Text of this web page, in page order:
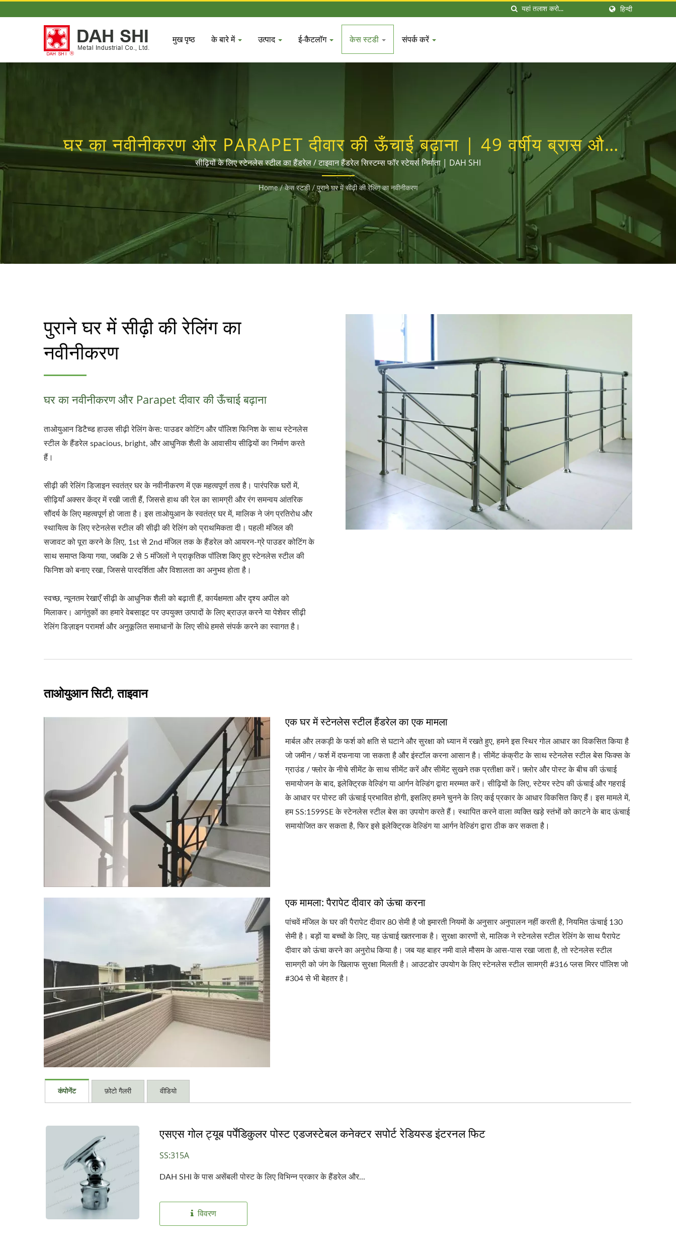
हिन्दी
मुख पृष्ठ के बारे में उत्पाद ई-कैटलॉग केस स्टडी संपर्क करें
घर का नवीनीकरण और PARAPET दीवार की ऊँचाई बढ़ाना | 49 वर्षीय ब्रास और
स्टेनलेस स्टील हैंडरेल फिटिंग्स निर्माता | DAH SHI
सीढ़ियों के लिए स्टेनलेस स्टील का हैंडरेल / टाइवान हैंडरेल सिस्टम्स फॉर स्टेयर्स निर्माता | DAH SHI
Home / केस स्टडी / पुराने घर में सीढ़ी की रेलिंग का नवीनीकरण
पुराने घर में सीढ़ी की रेलिंग का
नवीनीकरण
घर का नवीनीकरण और Parapet दीवार की ऊँचाई बढ़ाना
ताओयुआन डिटैच्ड हाउस सीढ़ी रेलिंग केस: पाउडर कोटिंग और पॉलिश फिनिश के साथ स्टेनलेस
स्टील के हैंडरेल spacious, bright, और आधुनिक शैली के आवासीय सीढ़ियों का निर्माण करते
हैं।
सीढ़ी की रेलिंग डिजाइन स्वतंत्र घर के नवीनीकरण में एक महत्वपूर्ण तत्व है। पारंपरिक घरों में,
सीढ़ियाँ अक्सर केंद्र में रखी जाती हैं, जिससे हाथ की रेल का सामग्री और रंग समन्वय आंतरिक
सौंदर्य के लिए महत्वपूर्ण हो जाता है। इस ताओयुआन के स्वतंत्र घर में, मालिक ने जंग प्रतिरोध और
स्थायित्व के लिए स्टेनलेस स्टील की सीढ़ी की रेलिंग को प्राथमिकता दी। पहली मंजिल की
सजावट को पूरा करने के लिए, 1st से 2nd मंजिल तक के हैंडरेल को आयरन-ग्रे पाउडर कोटिंग के
साथ समाप्त किया गया, जबकि 2 से 5 मंजिलों ने प्राकृतिक पॉलिश किए हुए स्टेनलेस स्टील की
फिनिश को बनाए रखा, जिससे पारदर्शिता और विशालता का अनुभव होता है।
स्वच्छ, न्यूनतम रेखाएँ सीढ़ी के आधुनिक शैली को बढ़ाती हैं, कार्यक्षमता और दृश्य अपील को
मिलाकर। आगंतुकों का हमारे वेबसाइट पर उपयुक्त उत्पादों के लिए ब्राउज़ करने या पेशेवर सीढ़ी
रेलिंग डिज़ाइन परामर्श और अनुकूलित समाधानों के लिए सीधे हमसे संपर्क करने का स्वागत है।
ताओयुआन सिटी, ताइवान
एक घर में स्टेनलेस स्टील हैंडरेल का एक मामला
मार्बल और लकड़ी के फर्श को क्षति से घटाने और सुरक्षा को ध्यान में रखते हुए, हमने इस स्थिर गोल आधार का विकसित किया है
जो जमीन / फर्श में दफनाया जा सकता है और इंस्टॉल करना आसान है। सीमेंट कंक्रीट के साथ स्टेनलेस स्टील बेस फिक्स के
ग्राउंड / फ्लोर के नीचे सीमेंट के साथ सीमेंट करें और सीमेंट सुखने तक प्रतीक्षा करें। फ़्लोर और पोस्ट के बीच की ऊंचाई
समायोजन के बाद, इलेक्ट्रिक वेल्डिंग या आर्गन वेल्डिंग द्वारा मरम्मत करें। सीढ़ियों के लिए, स्टेयर स्टेप की ऊंचाई और गहराई
के आधार पर पोस्ट की ऊंचाई प्रभावित होगी, इसलिए हमने चुनने के लिए कई प्रकार के आधार विकसित किए हैं। इस मामले में,
हम SS:1599SE के स्टेनलेस स्टील बेस का उपयोग करते हैं। स्थापित करने वाला व्यक्ति खड़े स्तंभों को काटने के बाद ऊंचाई
समायोजित कर सकता है, फिर इसे इलेक्ट्रिक वेल्डिंग या आर्गन वेल्डिंग द्वारा ठीक कर सकता है।
एक मामला: पैरापेट दीवार को ऊंचा करना
पांचवें मंजिल के घर की पैरापेट दीवार 80 सेमी है जो इमारती नियमों के अनुसार अनुपालन नहीं करती है, नियमित ऊंचाई 130
सेमी है। बड़ों या बच्चों के लिए, यह ऊंचाई खतरनाक है। सुरक्षा कारणों से, मालिक ने स्टेनलेस स्टील रेलिंग के साथ पैरापेट
दीवार को ऊंचा करने का अनुरोध किया है। जब यह बाहर नमी वाले मौसम के आस-पास रखा जाता है, तो स्टेनलेस स्टील
सामग्री को जंग के खिलाफ सुरक्षा मिलती है। आउटडोर उपयोग के लिए स्टेनलेस स्टील सामग्री #316 प्लस मिरर पॉलिश जो
#304 से भी बेहतर है।
कंपोनेंट फ़ोटो गैलरी वीडियो
एसएस गोल ट्यूब पर्पेंडिकुलर पोस्ट एडजस्टेबल कनेक्टर सपोर्ट रेडियस्ड इंटरनल फिट
SS:315A
DAH SHI के पास असेंबली पोस्ट के लिए विभिन्न प्रकार के हैंडरेल और...
विवरण